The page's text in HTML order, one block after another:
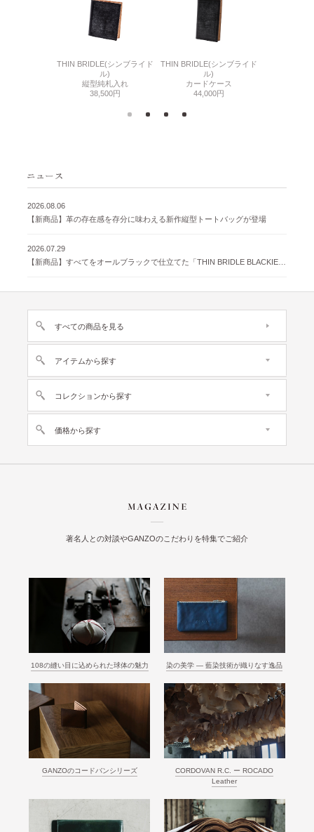
THIN BRIDLE(シンブライド
ル)
縦型純札入れ
38,500円
THIN BRIDLE(シンブライド
ル)
カードケース
44,000円
2026.08.06
【新商品】革の存在感を存分に味わえる新作縦型トートバッグが登場
2026.07.29
すべての商品を見る
アイテムから探す
コレクションから探す
価格から探す
著名人との対談やGANZOのこだわりを特集でご紹介
108の縫い目に込められた球体の魅力 染の美学 ― 藍染技術が織りなす逸品
GANZOのコードバンシリーズ
CORDOVAN R.C. ー ROCADO
Leather